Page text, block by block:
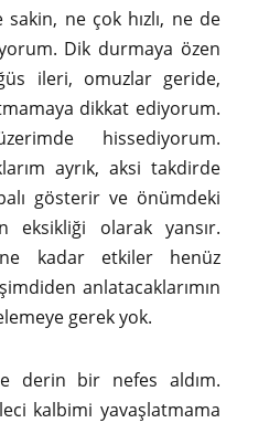
ne çok hızlı, ne de
Dik durmaya özen
ileri, omuzlar geride,
dikkat ediyorum.
hissediyorum.
ayrık, aksi takdirde
gösterir ve önümdeki
eksikliği olarak yansır.
kadar etkiler henüz
anlatacaklarımın
gerek yok.
derin bir nefes aldım.
kalbimi yavaşlatmama